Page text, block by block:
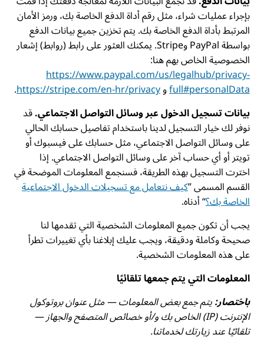
بإجراء عمليات شراء، مثل رقم أداة الدفع الخاصة بك، ورمز الأمان
المرتبط بأداة الدفع الخاصة بك. يتم تخزين جميع بيانات الدفع
بواسطة PayPal وStripe. يمكنك العثور على رابط (روابط) إشعار
الخصوصية الخاص بهم هنا:
https://www.paypal.com/us/legalhub/privacy-
full#personalDataوhttps://stripe.com/en-hr/privacy
.
بيانات تسجيل الدخول عبر وسائل التواصل الاجتماعي.قد
نوفر لك خيار التسجيل لدينا باستخدام تفاصيل حسابك الحالي
على وسائل التواصل الاجتماعي، مثل حسابك على فيسبوك أو
تويتر أو أي حساب آخر على وسائل التواصل الاجتماعي. إذا
اخترت التسجيل بهذه الطريقة، فسنجمع المعلومات الموضحة في
القسم المسمى ”كيف نتعامل مع تسجيلات الدخول الاجتماعية
الخاصة بك؟“ أدناه.
يجب أن تكون جميع المعلومات الشخصية التي تقدمها لنا
صحيحة وكاملة ودقيقة، ويجب عليك إبلاغنا بأي تغييرات تطرأ
على هذه المعلومات الشخصية.
المعلومات التي يتم جمعها تلقائيًا
باختصار:يتم جمع بعض المعلومات — مثل عنوان بروتوكول
الإنترنت (IP) الخاص بك و/أو خصائص المتصفح والجهاز —
تلقائيًا عند زيارتك لخدماتنا.